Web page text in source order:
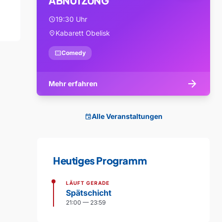
schedule19:30 Uhr
location_onKabarett Obelisk
confirmation_numberComedy
Mehr erfahren arrow_forward
eventAlle Veranstaltungen
Heutiges Programm
LÄUFT GERADE
Spätschicht
21:00 — 23:59